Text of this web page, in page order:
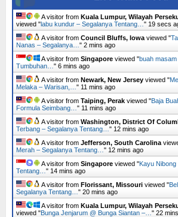
A visitor from Kuala Lumpur, Wilayah
viewed "labu kundur – Segalanya Tentang… " 20 secs
A visitor from Council Bluffs, Iowa viewed "
Nanas – Segalanya… " 2 mins ago
A visitor from Singapore viewed "buah
Tumbuhan… " 6 mins ago
A visitor from Newark, New Jersey viewed "
Melaka – Warisan,… " 11 mins ago
A visitor from Taiping, Perak viewed "Baja
Formula Seimbang… " 11 mins ago
A visitor from Washington, District Of
Terbang – Segalanya Tentang… " 12 mins ago
A visitor from Jefferson, South Carolina
Merah – Segalanya Tentang… " 12 mins ago
A visitor from Singapore viewed "Kayu
Tentang… " 14 mins ago
A visitor from Florissant, Missouri viewed "
Segalanya Tentang… " 20 mins ago
A visitor from Kuala Lumpur, Wilayah
viewed "Bunga Jenjarum @ Bunga Siantan –… " 22